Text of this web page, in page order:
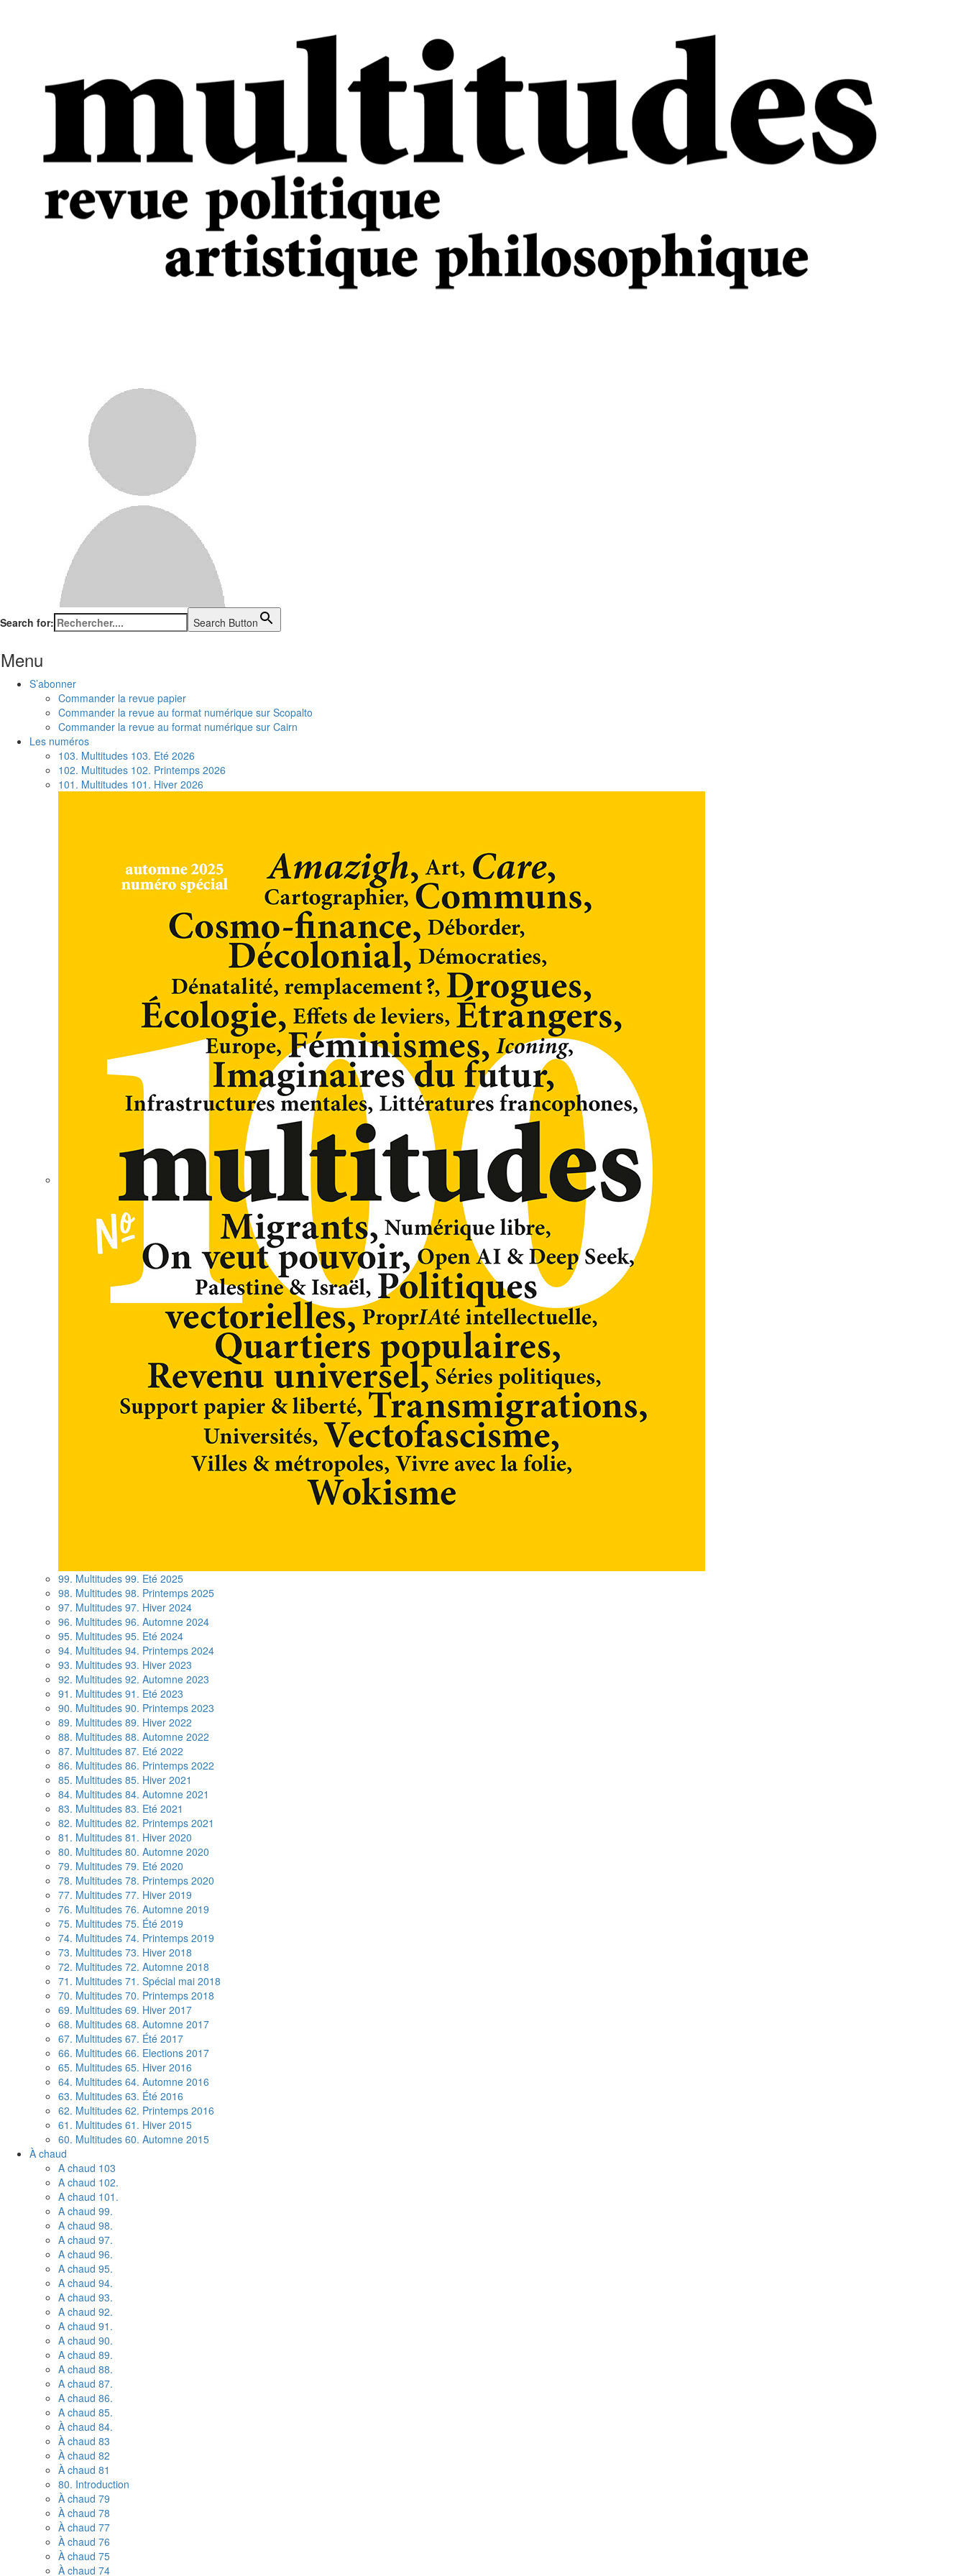
Search for: Search Button
Menu
Aller
S’abonner
Commander la revue papier
Commander la revue au format numérique sur Scopalto
Commander la revue au format numérique sur Cairn
Les numéros
103. Multitudes 103. Eté 2026
102. Multitudes 102. Printemps 2026
101. Multitudes 101. Hiver 2026
99. Multitudes 99. Eté 2025
98. Multitudes 98. Printemps 2025
97. Multitudes 97. Hiver 2024
96. Multitudes 96. Automne 2024
95. Multitudes 95. Eté 2024
94. Multitudes 94. Printemps 2024
93. Multitudes 93. Hiver 2023
92. Multitudes 92. Automne 2023
91. Multitudes 91. Eté 2023
90. Multitudes 90. Printemps 2023
89. Multitudes 89. Hiver 2022
88. Multitudes 88. Automne 2022
87. Multitudes 87. Eté 2022
86. Multitudes 86. Printemps 2022
85. Multitudes 85. Hiver 2021
84. Multitudes 84. Automne 2021
83. Multitudes 83. Eté 2021
82. Multitudes 82. Printemps 2021
81. Multitudes 81. Hiver 2020
80. Multitudes 80. Automne 2020
79. Multitudes 79. Eté 2020
78. Multitudes 78. Printemps 2020
77. Multitudes 77. Hiver 2019
76. Multitudes 76. Automne 2019
75. Multitudes 75. Été 2019
74. Multitudes 74. Printemps 2019
73. Multitudes 73. Hiver 2018
72. Multitudes 72. Automne 2018
71. Multitudes 71. Spécial mai 2018
70. Multitudes 70. Printemps 2018
69. Multitudes 69. Hiver 2017
68. Multitudes 68. Automne 2017
67. Multitudes 67. Été 2017
66. Multitudes 66. Elections 2017
65. Multitudes 65. Hiver 2016
64. Multitudes 64. Automne 2016
63. Multitudes 63. Été 2016
62. Multitudes 62. Printemps 2016
61. Multitudes 61. Hiver 2015
60. Multitudes 60. Automne 2015
À chaud
A chaud 103
A chaud 102.
A chaud 101.
A chaud 99.
A chaud 98.
A chaud 97.
A chaud 96.
A chaud 95.
A chaud 94.
A chaud 93.
A chaud 92.
A chaud 91.
A chaud 90.
A chaud 89.
A chaud 88.
A chaud 87.
A chaud 86.
A chaud 85.
À chaud 84.
À chaud 83
À chaud 82
À chaud 81
80. Introduction
À chaud 79
À chaud 78
À chaud 77
À chaud 76
À chaud 75
À chaud 74